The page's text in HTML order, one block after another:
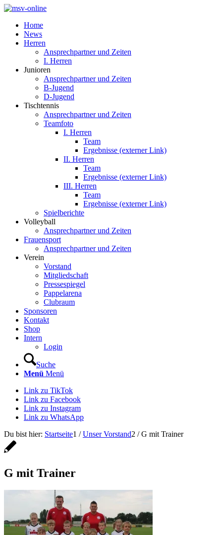
Home
News
Herren
Ansprechpartner und Zeiten
I. Herren
Junioren
Ansprechpartner und Zeiten
B-Jugend
D-Jugend
Tischtennis
Ansprechpartner und Zeiten
Teamfoto
I. Herren
Team
Ergebnisse (externer Link)
II. Herren
Team
Ergebnisse (externer Link)
III. Herren
Team
Ergebnisse (externer Link)
Spielberichte
Volleyball
Ansprechpartner und Zeiten
Frauensport
Ansprechpartner und Zeiten
Verein
Vorstand
Mitgliedschaft
Pressespiegel
Pappelarena
Clubraum
Sponsoren
Kontakt
Shop
Intern
Login
Suche
Menü Menü
Link zu TikTok
Link zu Facebook
Link zu Instagram
Link zu WhatsApp
Du bist hier: Startseite1 / Unser Vorstand2 / G mit Trainer
G mit Trainer